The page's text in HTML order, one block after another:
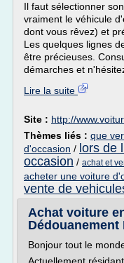
Il faut sélectionner
vraiment le véhicule
dont vous rêvez) et
Les quelques lignes
être précieuses.
démarches et
Lire la suite
Site : http://
Thèmes liés : que
d'occasion / lors de
occasion / achat et
acheter une voiture
vente de
Achat voiture
Dédouanement
Bonjour tout le